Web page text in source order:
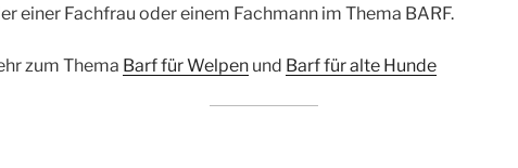
einer Fachfrau oder einem Fachmann im Thema BARF.
zum Thema Barf für Welpen und Barf für alte Hunde